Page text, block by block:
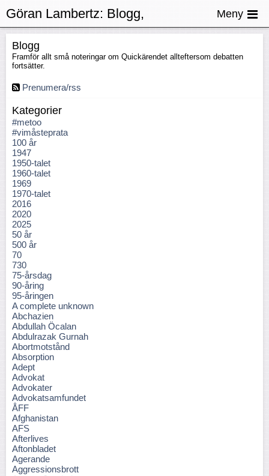
Blogg
Framför allt små noteringar om Quickärendet allteftersom debatten
fortsätter.
Prenumera/rss
Kategorier
#metoo
#vimåsteprata
100 år
1947
1950-talet
1960-talet
1969
1970-talet
2016
2020
2025
50 år
500 år
70
730
75-årsdag
90-åring
95-åringen
A complete unknown
Abchazien
Abdullah Öcalan
Abdulrazak Gurnah
Abortmotstånd
Absorption
Adept
Advokat
Advokater
Advokatsamfundet
ÅFF
Afghanistan
AFS
Afterlives
Aftonbladet
Agerande
Aggressionsbrott
Göran Lambertz: Blogg,
Domarkurs
Meny